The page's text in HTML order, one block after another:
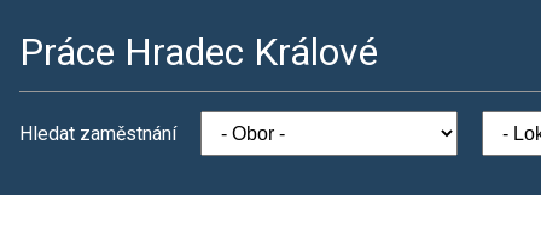
Práce Hradec Králové
Hledat zaměstnání